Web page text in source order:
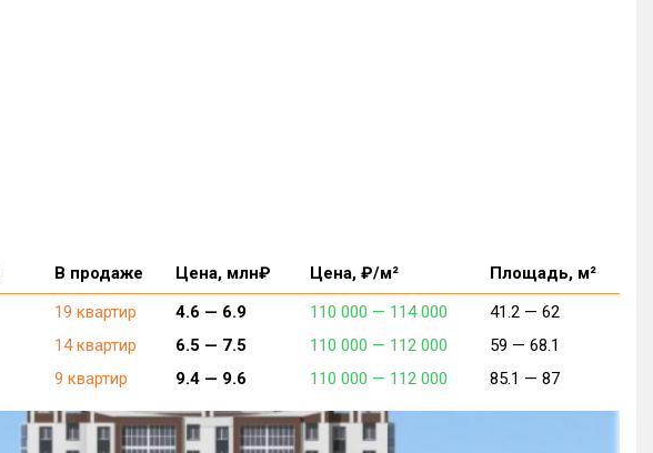
В продаже Цена, млн₽ Цена, ₽/м²
Площадь, м²
19 квартир 4.6 — 6.9 110 000 — 114 000 41.2 — 62
14 квартир 6.5 — 7.5 110 000 — 112 000 59 — 68.1
9 квартир 9.4 — 9.6 110 000 — 112 000 85.1 — 87